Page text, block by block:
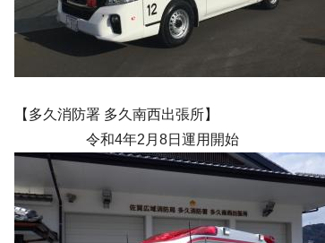
【多久消防署 多久南西出張所】
令和4年2月8日運用開始